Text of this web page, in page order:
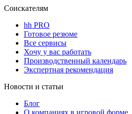
Соискателям
hh PRO
Готовое резюме
Все сервисы
Хочу у вас работать
Производственный календарь
Экспертная рекомендация
Новости и статьи
Блог
О компаниях в игровой форме